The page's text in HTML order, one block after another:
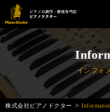
Skip
to
main
content
インフォ
株式会社ピアノドクター >